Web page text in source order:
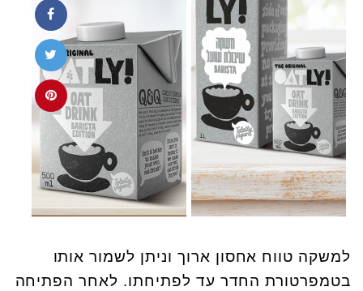
למשקה טווח אחסון ארוך וניתן לשמור אותו
בטמפרטורת החדר עד לפתיחתו. לאחר הפתיחה